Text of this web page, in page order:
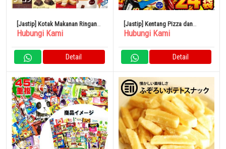
[Jastip] Kotak Makanan Ringan
20 Jenis Permen Makanan
Hubungi Kami
Detail
[Jastip] Kentang Pizza dan
Keripik Kentang Camilan DX 24
Hubungi Kami
Detail